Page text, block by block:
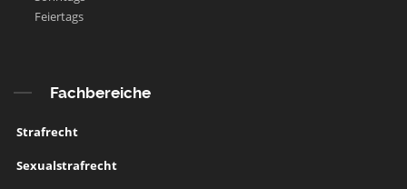
Feiertags
Fachbereiche
Strafrecht
Sexualstrafrecht